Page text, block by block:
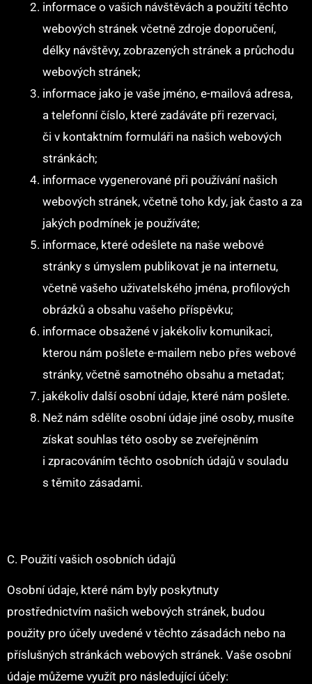
informace o vašich návštěvách a použití těchto
webových stránek včetně zdroje doporučení,
délky návštěvy, zobrazených stránek a průchodu
webových stránek;
informace jako je vaše jméno, e-mailová adresa,
a telefonní číslo, které zadáváte při rezervaci,
či v kontaktním formuláři na našich webových
stránkách;
informace vygenerované při používání našich
webových stránek, včetně toho kdy, jak často a za
jakých podmínek je používáte;
informace, které odešlete na naše webové
stránky s úmyslem publikovat je na internetu,
včetně vašeho uživatelského jména, profilových
obrázků a obsahu vašeho příspěvku;
informace obsažené v jakékoliv komunikaci,
kterou nám pošlete e-mailem nebo přes webové
stránky, včetně samotného obsahu a metadat;
jakékoliv další osobní údaje, které nám pošlete.
Než nám sdělíte osobní údaje jiné osoby, musíte
získat souhlas této osoby se zveřejněním
i zpracováním těchto osobních údajů v souladu
s těmito zásadami.
C. Použití vašich osobních údajů
Osobní údaje, které nám byly poskytnuty
prostřednictvím našich webových stránek, budou
použity pro účely uvedené v těchto zásadách nebo na
příslušných stránkách webových stránek. Vaše osobní
údaje můžeme využít pro následující účely: